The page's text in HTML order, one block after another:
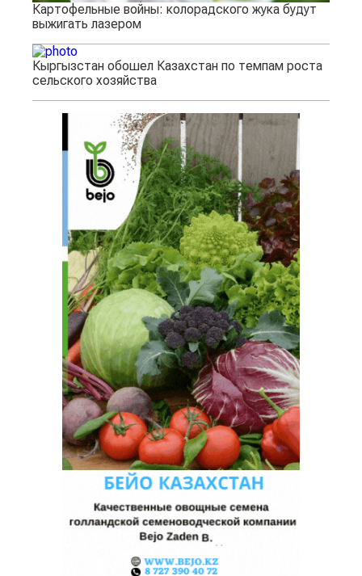
Картофельные войны: колорадского жука будут
выжигать лазером
Кыргызстан обошел Казахстан по темпам роста
сельского хозяйства